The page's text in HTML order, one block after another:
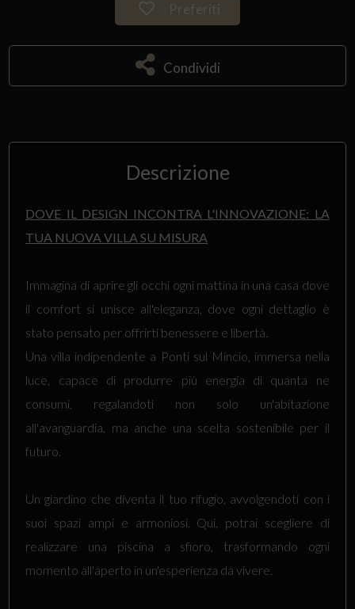
Preferiti
Condividi
Descrizione
DOVE IL DESIGN INCONTRA L'INNOVAZIONE: LA
TUA NUOVA VILLA SU MISURA
Immagina di aprire gli occhi ogni mattina in una casa dove
il comfort si unisce all'eleganza, dove ogni dettaglio è
stato pensato per offrirti benessere e libertà.
Una villa indipendente a Ponti sul Mincio, immersa nella
luce, capace di produrre più energia di quanta ne
consumi, regalandoti non solo un'abitazione
all'avanguardia, ma anche una scelta sostenibile per il
futuro.
Un giardino che diventa il tuo rifugio, avvolgendoti con i
suoi spazi ampi e armoniosi. Qui, potrai scegliere di
realizzare una piscina a sfioro, trasformando ogni
momento all'aperto in un'esperienza da vivere.